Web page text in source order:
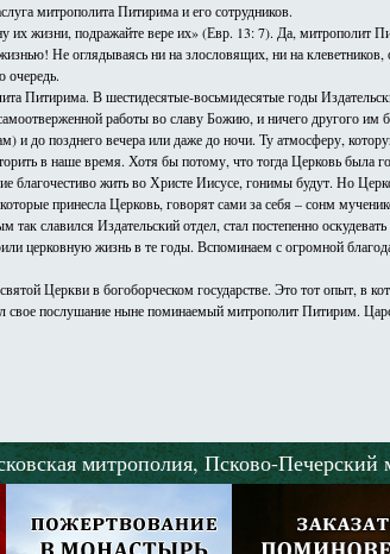
митрополита Питирима и его сотрудников.
их жизни, подражайте вере их» (Евр. 13: 7). Да,
Не оглядываясь ни на злословящих, ни на
очередь.
Питирима. В шестидесятые-восьмидесятые годы
работы во славу Божию, и ничего другого им
и до позднего вечера или даже до ночи. Ту атмосферу,
в наше время. Хотя бы потому, что тогда Церковь была
благочестиво жить во Христе Иисусе, гонимы будут. Но
принесла Церковь, говорят сами за себя – сонм
славился Издательский отдел, стал постепенно
церковную жизнь в те годы. Вспоминаем с огромной
Церкви в богоборческом государстве. Это тот опыт,
послушание ныне поминаемый митрополит Питирим.
митрополия, Псково-Печерский